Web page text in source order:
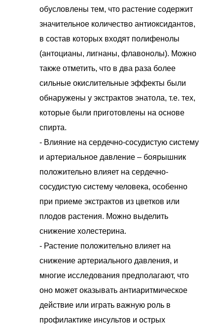
обусловлены тем, что растение содержит
значительное количество антиоксидантов,
в состав которых входят полифенолы
(антоцианы, лигнаны, флавонолы). Можно
также отметить, что в два раза более
сильные окислительные эффекты были
обнаружены у экстрактов энатола, т.е. тех,
которые были приготовлены на основе
спирта.
- Влияние на сердечно-сосудистую систему
и артериальное давление – боярышник
положительно влияет на сердечно-
сосудистую систему человека, особенно
при приеме экстрактов из цветков или
плодов растения. Можно выделить
снижение холестерина.
- Растение положительно влияет на
снижение артериального давления, и
многие исследования предполагают, что
оно может оказывать антиаритмическое
действие или играть важную роль в
профилактике инсультов и острых